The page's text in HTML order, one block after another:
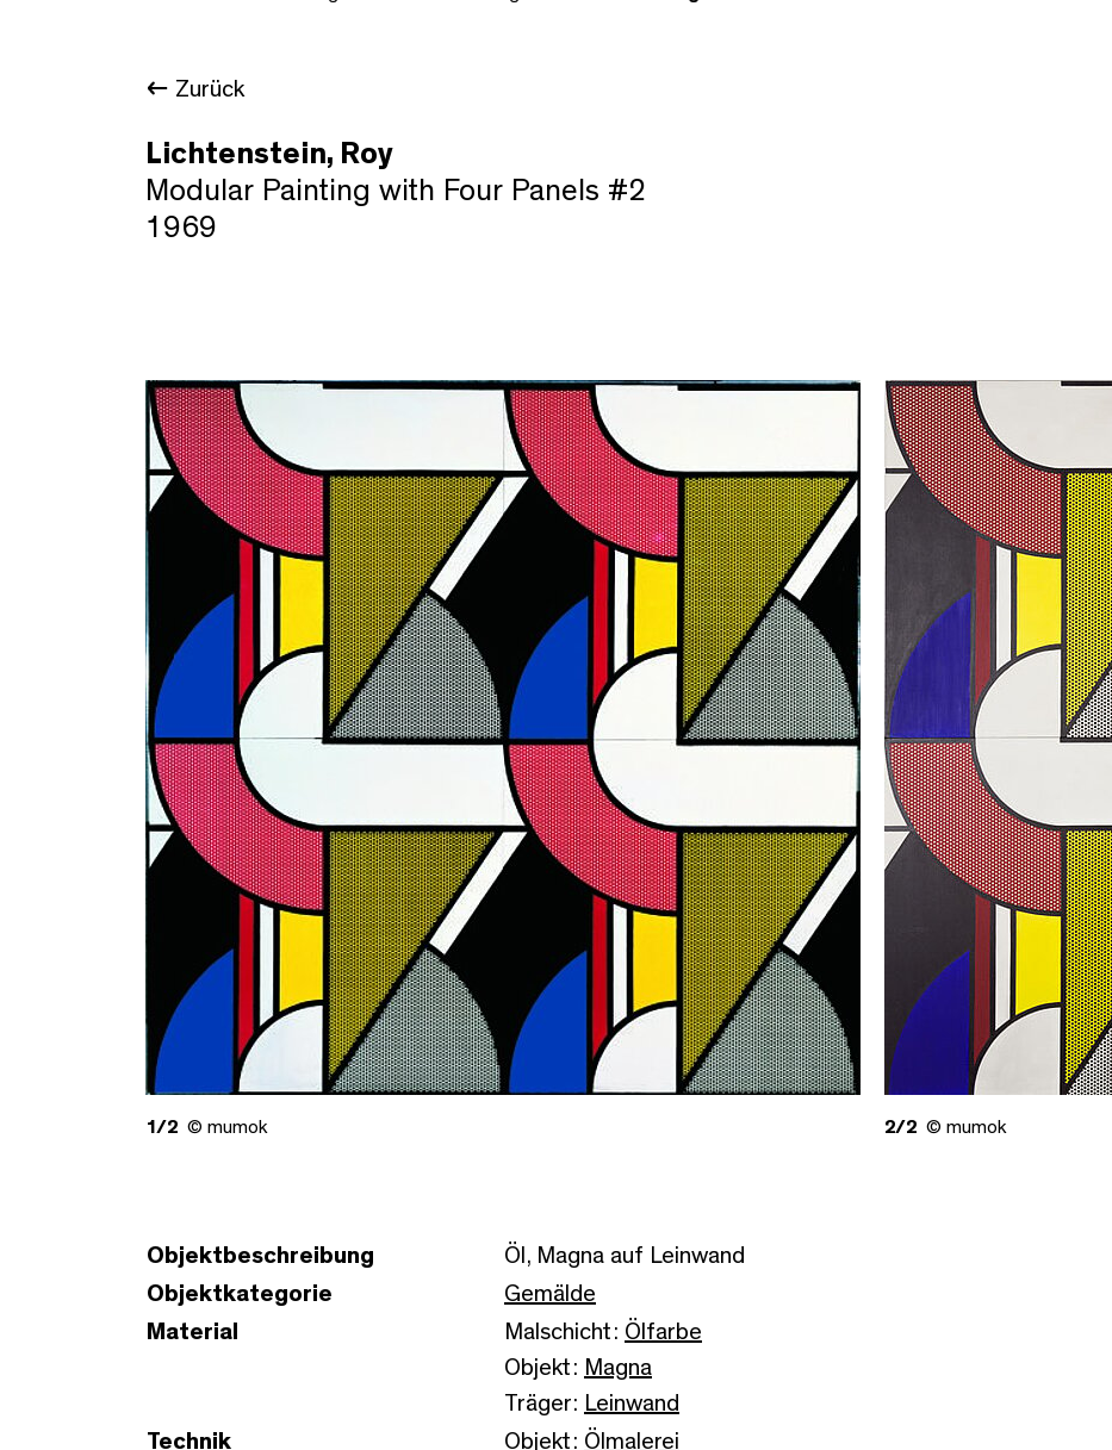
Zurück
Lichtenstein, Roy
Modular Painting with Four Panels #2
1969
1/2 © mumok 2/2 © mumok
Objektbeschreibung
Öl, Magna auf Leinwand
Objektkategorie
Gemälde
Material
Malschicht: Ölfarbe
Objekt: Magna
Träger: Leinwand
Technik
Objekt: Ölmalerei